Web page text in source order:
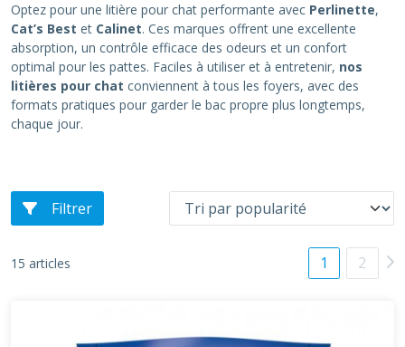
Optez pour une litière pour chat performante avec Perlinette,
Cat’s Best et Calinet. Ces marques offrent une excellente
absorption, un contrôle efficace des odeurs et un confort
optimal pour les pattes. Faciles à utiliser et à entretenir, nos
litières pour chat conviennent à tous les foyers, avec des
formats pratiques pour garder le bac propre plus longtemps,
chaque jour.
Filtrer
15 articles 1 2